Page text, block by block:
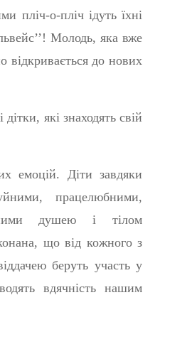
пліч-о-пліч ідуть їхні
Молодь, яка вже
відкривається до нових
які знаходять свій
емоцій. Діти завдяки
працелюбними,
душею і тілом
що від кожного з
беруть участь у
вдячність нашим